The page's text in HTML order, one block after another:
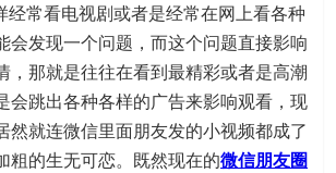
常看电视剧或者是经常在网上看各种
会发现一个问题，而这个问题直接影响
，那就是往往在看到最精彩或者是高潮
会跳出各种各样的广告来影响观看，现
然就连微信里面朋友发的小视频都成了
粗的生无可恋。既然现在的微信朋友圈